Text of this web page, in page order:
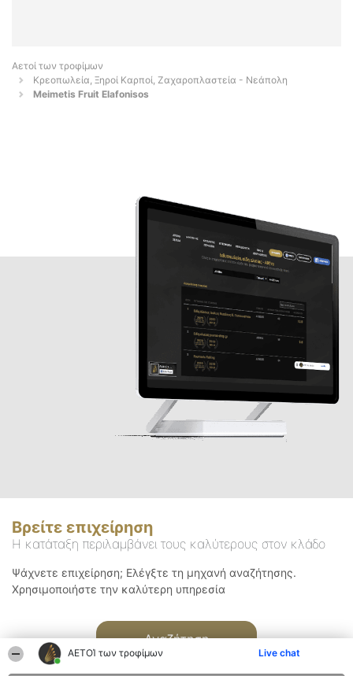
ΑΕΤΟΊ των τροφίμων Live chat
Αετοί των τροφίμων
Κρεοπωλεία, Ξηροί Καρποί, Ζαχαροπλαστεία - Νεάπολη
Meimetis Fruit Elafonisos
Βρείτε επιχείρηση
Η κατάταξη περιλαμβάνει τους καλύτερους στον κλάδο
Ψάχνετε επιχείρηση; Ελέγξτε τη μηχανή αναζήτησης.
Χρησιμοποιήστε την καλύτερη υπηρεσία
Αναζήτηση